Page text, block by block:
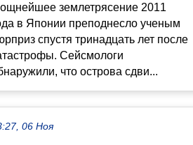
землетрясение 2011
в Японии преподнесло ученым
спустя тринадцать лет после
Сейсмологи
что острова сдви...
06 Ноя